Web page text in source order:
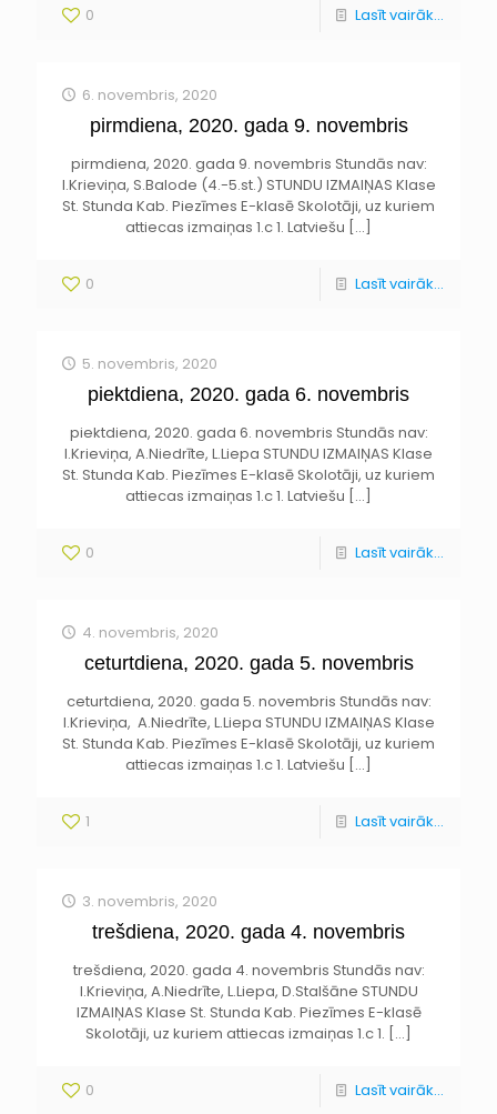
0 Lasīt vairāk...
6. novembris, 2020
pirmdiena, 2020. gada 9. novembris
pirmdiena, 2020. gada 9. novembris Stundās nav:
I.Krieviņa, S.Balode (4.-5.st.) STUNDU IZMAIŅAS Klase
St. Stunda Kab. Piezīmes E-klasē Skolotāji, uz kuriem
attiecas izmaiņas 1.c 1. Latviešu […]
0 Lasīt vairāk...
5. novembris, 2020
piektdiena, 2020. gada 6. novembris
piektdiena, 2020. gada 6. novembris Stundās nav:
I.Krieviņa, A.Niedrīte, L.Liepa STUNDU IZMAIŅAS Klase
St. Stunda Kab. Piezīmes E-klasē Skolotāji, uz kuriem
attiecas izmaiņas 1.c 1. Latviešu […]
0 Lasīt vairāk...
4. novembris, 2020
ceturtdiena, 2020. gada 5. novembris
ceturtdiena, 2020. gada 5. novembris Stundās nav:
I.Krieviņa, A.Niedrīte, L.Liepa STUNDU IZMAIŅAS Klase
St. Stunda Kab. Piezīmes E-klasē Skolotāji, uz kuriem
attiecas izmaiņas 1.c 1. Latviešu […]
1 Lasīt vairāk...
3. novembris, 2020
trešdiena, 2020. gada 4. novembris
trešdiena, 2020. gada 4. novembris Stundās nav:
I.Krieviņa, A.Niedrīte, L.Liepa, D.Stalšāne STUNDU
IZMAIŅAS Klase St. Stunda Kab. Piezīmes E-klasē
Skolotāji, uz kuriem attiecas izmaiņas 1.c 1. […]
0 Lasīt vairāk...